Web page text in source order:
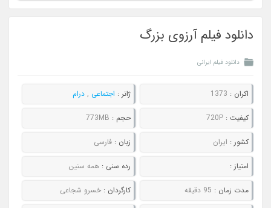
دانلود فیلم آرزوی بزرگ
دانلود فیلم ایرانی
اکران : 1373 ژانر : اجتماعی , درام
کیفیت :720P حجم : 773MB
کشور : ایران زبان : فارسی
امتیاز : رده سنی : همه سنین
مدت زمان : 95 دقیقه کارگردان : خسرو شجاعی